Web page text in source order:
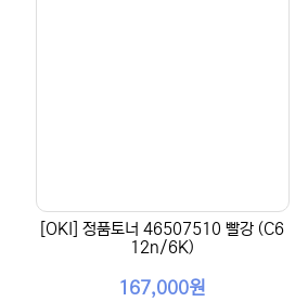
[OKI] 정품토너 46507510 빨강 (C6
12n/6K)
167,000원